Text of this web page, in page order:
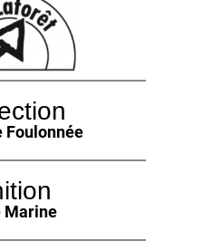
Foulonnée
Marine